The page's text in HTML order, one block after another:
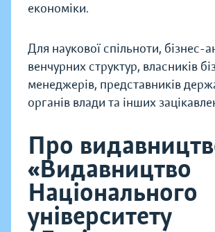
економіки.
Для наукової спільноти, бізнес-
венчурних структур, власників
менеджерів, представників
органів влади та інших
Про
«Видавництво
Національного
університету